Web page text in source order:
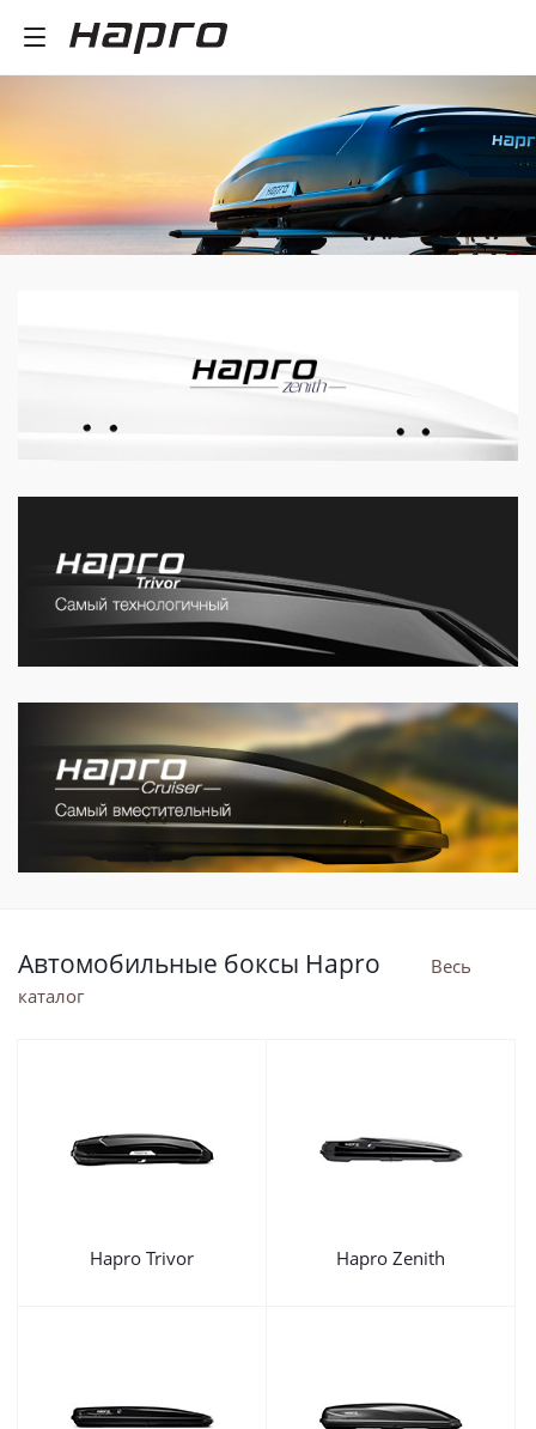
Автомобильные боксы Hapro
Весь
каталог
Hapro Trivor Hapro Zenith